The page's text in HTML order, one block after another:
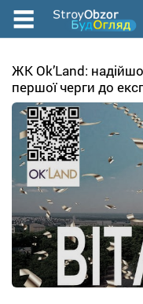
Перейти
содержанию
ЖК Ok’Land:
першої черги до